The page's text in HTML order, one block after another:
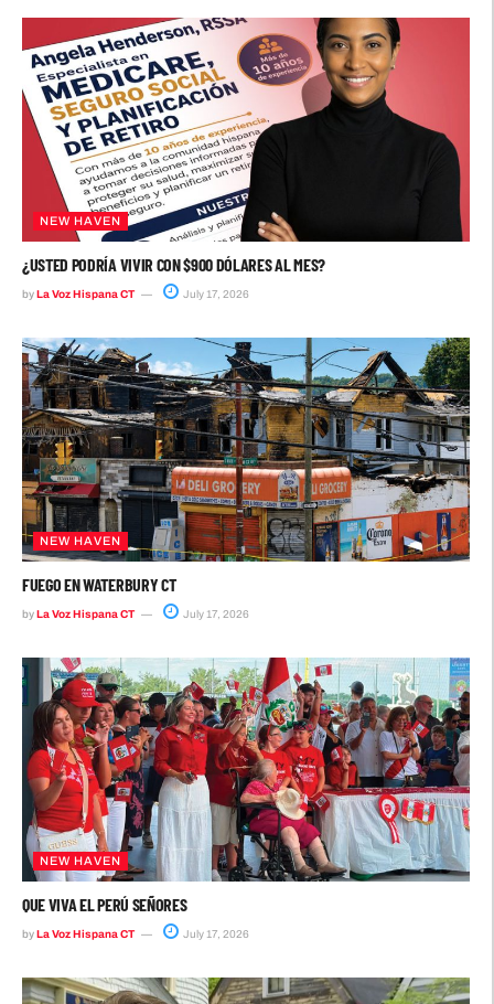
NEW HAVEN
¿USTED PODRÍA VIVIR CON $900 DÓLARES AL MES?
byLa Voz Hispana CT July 17, 2026
NEW HAVEN
FUEGO EN WATERBURY CT
byLa Voz Hispana CT July 17, 2026
NEW HAVEN
QUE VIVA EL PERÚ SEÑORES
byLa Voz Hispana CT July 17, 2026